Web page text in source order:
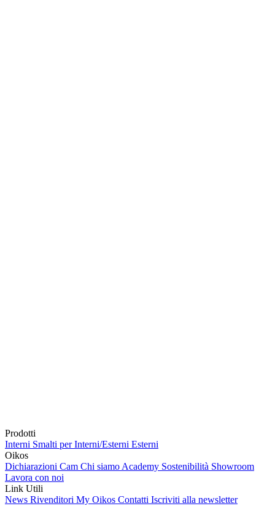
Prodotti
Interni Smalti per Interni/Esterni Esterni
Oikos
Dichiarazioni Cam Chi siamo Academy Sostenibilità Showroom
Lavora con noi
Link Utili
News Rivenditori My Oikos Contatti Iscriviti alla newsletter